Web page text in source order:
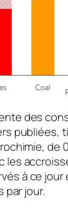
des
publiées,
de
les
à ce jour
par jour.